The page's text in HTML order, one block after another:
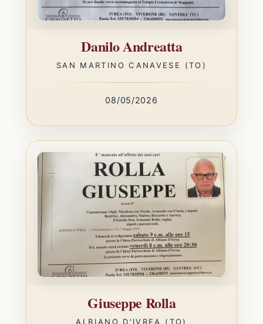
Danilo Andreatta
SAN MARTINO CANAVESE (TO)
08/05/2026
Giuseppe Rolla
ALBIANO D'IVREA (TO)